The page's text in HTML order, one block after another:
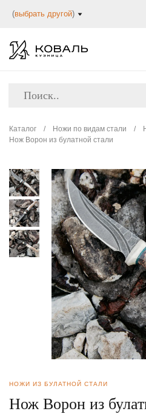
(выбрать другой)
Каталог / Ножи по видам стали /
Нож Ворон из булатной стали
НОЖИ ИЗ БУЛАТНОЙ СТАЛИ
Нож Ворон из